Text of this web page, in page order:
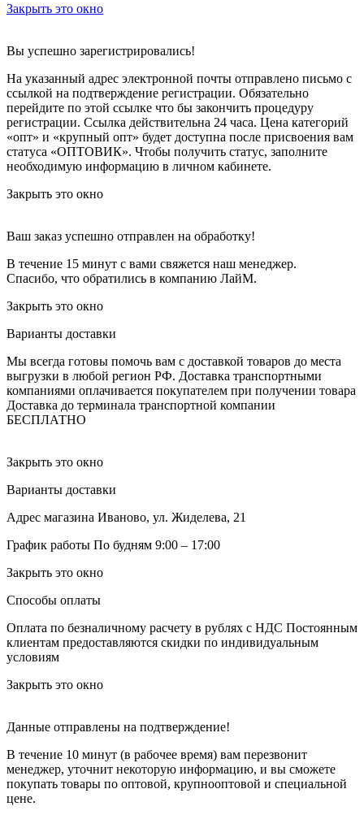
Закрыть это окно
Вы успешно зарегистрировались!
На указанный адрес электронной почты отправлено письмо с
ссылкой на подтверждение регистрации. Обязательно
перейдите по этой ссылке что бы закончить процедуру
регистрации. Ссылка действительна 24 часа. Цена категорий
«опт» и «крупный опт» будет доступна после присвоения вам
статуса «ОПТОВИК». Чтобы получить статус, заполните
необходимую информацию в личном кабинете.
Закрыть это окно
Ваш заказ успешно отправлен на обработку!
В течение 15 минут с вами свяжется наш менеджер.
Спасибо, что обратились в компанию ЛайМ.
Закрыть это окно
Варианты доставки
Мы всегда готовы помочь вам с доставкой товаров до места
выгрузки в любой регион РФ. Доставка транспортными
компаниями оплачивается покупателем при получении товара
Доставка до терминала транспортной компании
БЕСПЛАТНО
Закрыть это окно
Варианты доставки
Адрес магазина Иваново, ул. Жиделева, 21
График работы По будням 9:00 – 17:00
Закрыть это окно
Способы оплаты
Оплата по безналичному расчету в рублях с НДС Постоянным
клиентам предоставляются скидки по индивидуальным
условиям
Закрыть это окно
Данные отправлены на подтверждение!
В течение 10 минут (в рабочее время) вам перезвонит
менеджер, уточнит некоторую информацию, и вы сможете
покупать товары по оптовой, крупнооптовой и специальной
цене.